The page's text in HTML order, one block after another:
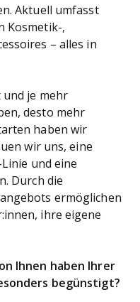
Aktuell umfasst
Kosmetik-,
– alles in
und je mehr
desto mehr
haben wir
wir uns, eine
und eine
Durch die
ermöglichen
ihre eigene
Ihnen haben Ihrer
begünstigt?